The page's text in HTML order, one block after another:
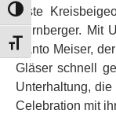
Umschalten auf
Schrift vergrößern
erste
Nürnberger. Mit
Nanto Meiser,
Gläser schnell
Unterhaltung,
Celebration mit